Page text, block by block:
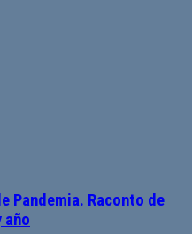
Pandemia. Raconto de
año